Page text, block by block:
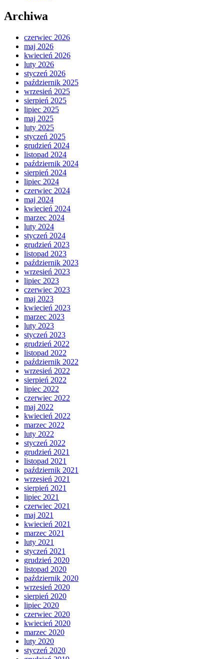
Archiwa
czerwiec 2026
maj 2026
kwiecień 2026
luty 2026
styczeń 2026
październik 2025
wrzesień 2025
sierpień 2025
lipiec 2025
maj 2025
luty 2025
styczeń 2025
grudzień 2024
listopad 2024
październik 2024
sierpień 2024
lipiec 2024
czerwiec 2024
maj 2024
kwiecień 2024
marzec 2024
luty 2024
styczeń 2024
grudzień 2023
listopad 2023
październik 2023
wrzesień 2023
lipiec 2023
czerwiec 2023
maj 2023
kwiecień 2023
marzec 2023
luty 2023
styczeń 2023
grudzień 2022
listopad 2022
październik 2022
wrzesień 2022
sierpień 2022
lipiec 2022
czerwiec 2022
maj 2022
kwiecień 2022
marzec 2022
luty 2022
styczeń 2022
grudzień 2021
listopad 2021
październik 2021
wrzesień 2021
sierpień 2021
lipiec 2021
czerwiec 2021
maj 2021
kwiecień 2021
marzec 2021
luty 2021
styczeń 2021
grudzień 2020
listopad 2020
październik 2020
wrzesień 2020
sierpień 2020
lipiec 2020
czerwiec 2020
kwiecień 2020
marzec 2020
luty 2020
styczeń 2020